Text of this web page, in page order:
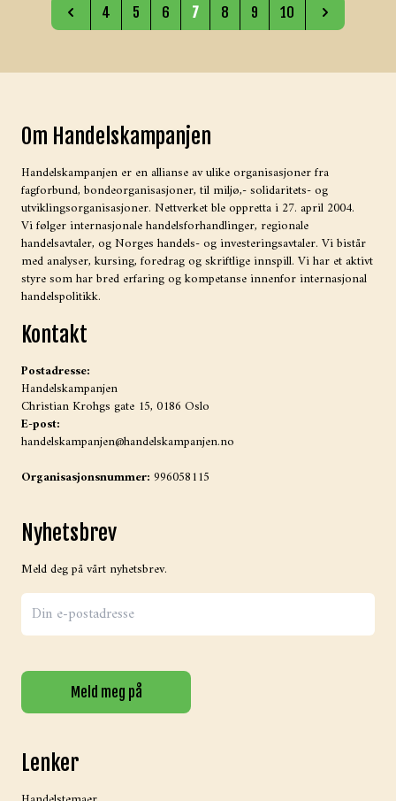
4 5 6 7 8 9 10
Om Handelskampanjen
Handelskampanjen er en allianse av ulike organisasjoner fra
fagforbund, bondeorganisasjoner, til miljø,- solidaritets- og
utviklingsorganisasjoner. Nettverket ble oppretta i 27. april 2004.
Vi følger internasjonale handelsforhandlinger, regionale
handelsavtaler, og Norges handels- og investeringsavtaler. Vi bistår
med analyser, kursing, foredrag og skriftlige innspill. Vi har et aktivt
styre som har bred erfaring og kompetanse innenfor internasjonal
handelspolitikk.
Kontakt
Postadresse:
Handelskampanjen
Christian Krohgs gate 15, 0186 Oslo
E-post:
handelskampanjen@handelskampanjen.no
Organisasjonsnummer: 996058115
Nyhetsbrev
Meld deg på vårt nyhetsbrev.
Meld meg på
Lenker